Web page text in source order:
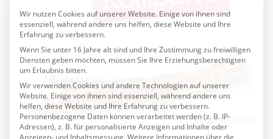
um Erlaubnis bitten.
Wir verwenden Cookies und andere Technologien auf unserer
Website. Einige von ihnen sind essenziell, während andere uns
helfen, diese Website und Ihre Erfahrung zu verbessern.
Personenbezogene Daten können verarbeitet werden (z. B. IP-
Adressen), z. B. für personalisierte Anzeigen und Inhalte oder
Anzeigen- und Inhaltsmessung.
Weitere Informationen über die
Verwendung Ihrer Daten finden Sie in unserer
Datenschutzerklärung.Sie können Ihre Auswahl jederzeit unter
Einstellungen widerrufen oder anpassen.
Es folgt eine Liste der Service-Gruppen, für die eine
Essenziell